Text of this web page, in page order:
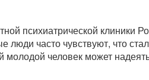
психиатрической клиники
часто чувствуют, что
человек может